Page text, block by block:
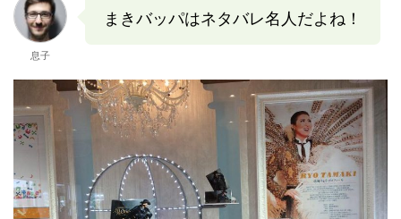
息子
まきバッパはネタバレ名人だよね！